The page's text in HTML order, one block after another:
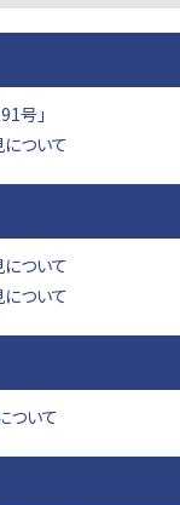
号」
ついて
ついて
ついて
ついて